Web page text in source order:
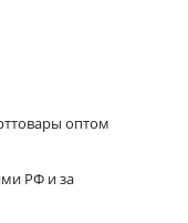
оптом
РФ и за